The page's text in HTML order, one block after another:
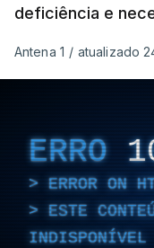
deficiência e
Antena 1 / atualizado
ERRO
ERROR ON
ESTE
INDISPONÍVEL